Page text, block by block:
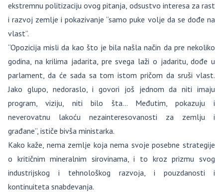
ekstremnu politizaciju ovog pitanja, odsustvo interesa za rast
i razvoj zemlje i pokazivanje “samo puke volje da se dođe na
vlast”.
“Opozicija misli da kao što je bila našla način da pre nekoliko
godina, na krilima jadarita, pre svega laži o jadaritu, dođe u
parlament, da će sada sa tom istom pričom da sruši vlast.
Jako glupo, nedoraslo, i govori još jednom da niti imaju
program, viziju, niti bilo šta… Međutim, pokazuju i
neverovatnu lakoću nezainteresovanosti za zemlju i
građane”, ističe bivša ministarka.
Kako kaže, nema zemlje koja nema svoje posebne strategije
o kritičnim mineralnim sirovinama, i to kroz prizmu svog
industrijskog i tehnološkog razvoja, i pouzdanosti i
kontinuiteta snabdevanja.